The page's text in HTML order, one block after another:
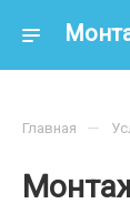
Главная —